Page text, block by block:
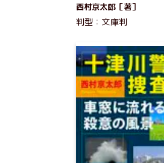
西村京太郎［著］
判型：文庫判